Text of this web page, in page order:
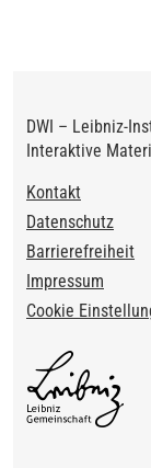
DWI – Leibniz-
Interaktive
Footer
Kontakt
Datenschutz
Barrierefreiheit
Impressum
Cookie